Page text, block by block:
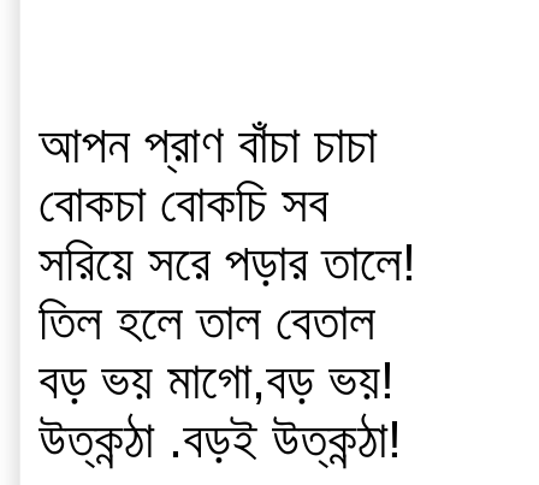
আপন প্রাণ বাঁচা চাচা
বোকচা বোকচি সব
সরিয়ে সরে পড়ার তালে!
তিল হলে তাল বেতাল
বড় ভয় মাগো,বড় ভয়!
উত্কন্ঠা .বড়ই উত্কন্ঠা!